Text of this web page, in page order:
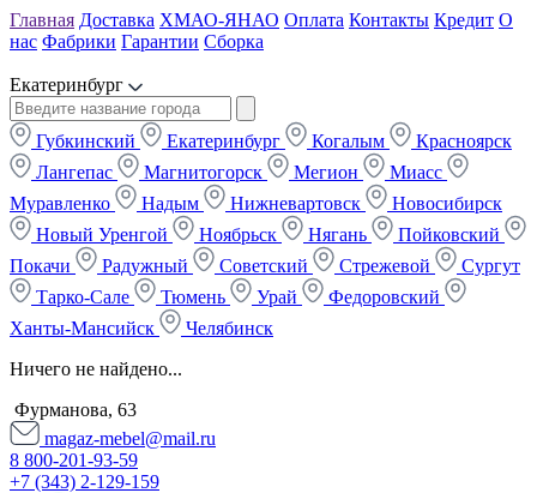
Главная Доставка ХМАО-ЯНАО Оплата Контакты Кредит О
нас Фабрики Гарантии Сборка
Екатеринбург
Губкинский Екатеринбург Когалым
Красноярск
Лангепас
Магнитогорск Мегион
Миасс
Муравленко
Надым Нижневартовск
Новосибирск
Новый Уренгой
Ноябрьск Нягань
Пойковский
Покачи
Радужный Советский Стрежевой
Сургут
Тарко-Сале
Тюмень Урай
Федоровский
Ханты-Мансийск
Челябинск
Ничего не найдено...
Фурманова, 63
magaz-mebel@mail.ru
8 800-201-93-59
+7 (343) 2-129-159